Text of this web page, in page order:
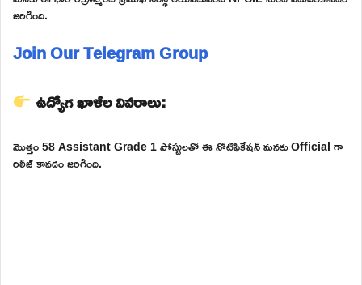
జరిగింది.
Join Our Telegram Group
ఉద్యోగ ఖాళీల వివరాలు:
మొత్తం 58 Assistant Grade 1 పోస్టులతో ఈ నోటిఫికేషన్ మనకు Official గా
రిలీజ్ కావడం జరిగింది.